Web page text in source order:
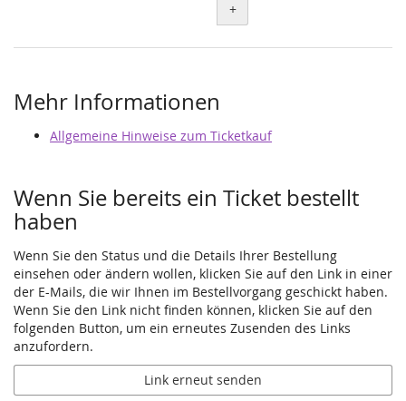
+
Mehr Informationen
Allgemeine Hinweise zum Ticketkauf
Wenn Sie bereits ein Ticket bestellt
haben
Wenn Sie den Status und die Details Ihrer Bestellung
einsehen oder ändern wollen, klicken Sie auf den Link in einer
der E-Mails, die wir Ihnen im Bestellvorgang geschickt haben.
Wenn Sie den Link nicht finden können, klicken Sie auf den
folgenden Button, um ein erneutes Zusenden des Links
anzufordern.
Link erneut senden